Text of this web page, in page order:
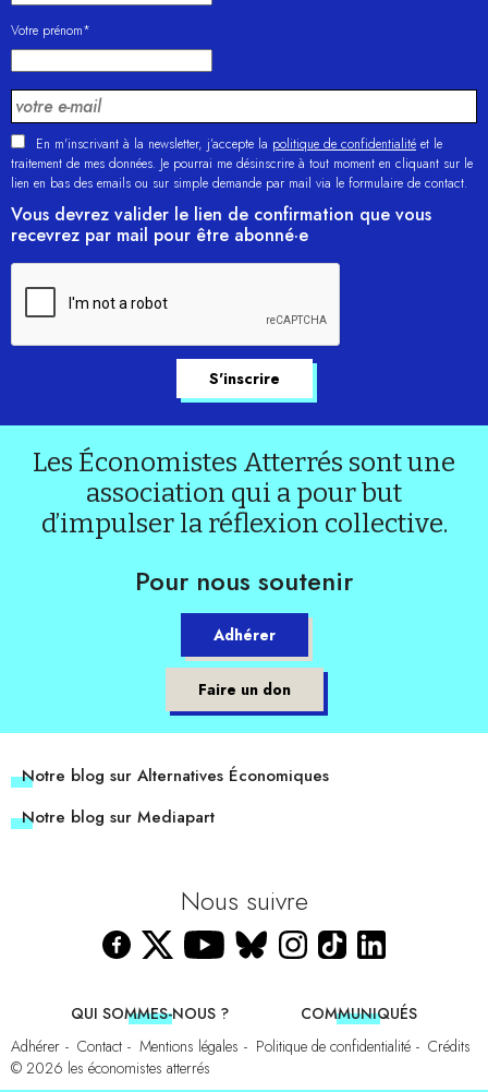
Votre prénom*
En m'inscrivant à la newsletter, j’accepte la politique de confidentialité et le
traitement de mes données. Je pourrai me désinscrire à tout moment en cliquant sur le
lien en bas des emails ou sur simple demande par mail via le formulaire de contact.
Vous devrez valider le lien de confirmation que vous
recevrez par mail pour être abonné·e
Les Économistes Atterrés sont une
association qui a pour but
d’impulser la réflexion collective.
Pour nous soutenir
Adhérer
Faire un don
Notre blog sur Alternatives Économiques
Notre blog sur Mediapart
Nous suivre
QUI SOMMES-NOUS ?
COMMUNIQUÉS
Adhérer
Contact Mentions légales Politique de confidentialité
Crédits
© 2026 les économistes atterrés